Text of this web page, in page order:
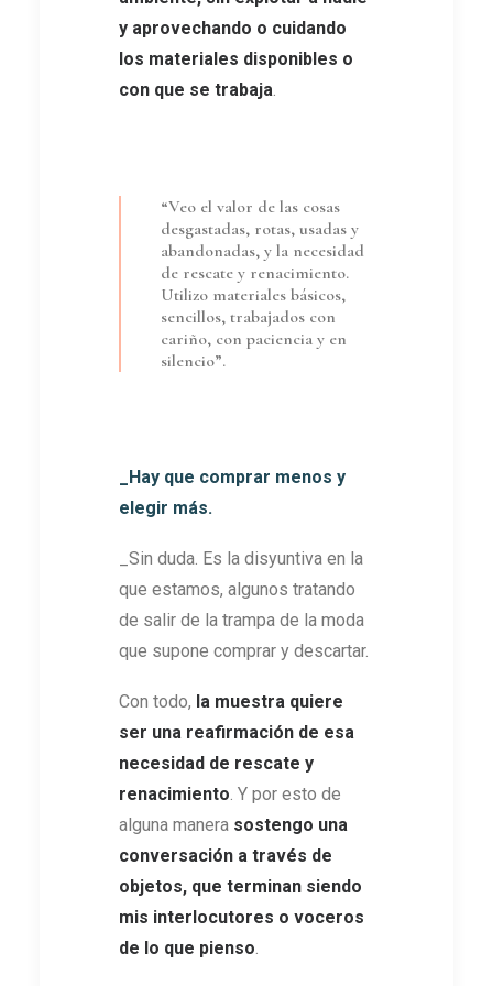
y aprovechando o cuidando
los materiales disponibles o
con que se trabaja.
“Veo el valor de las cosas
desgastadas, rotas, usadas y
abandonadas, y la necesidad
de rescate y renacimiento.
Utilizo materiales básicos,
sencillos, trabajados con
cariño, con paciencia y en
silencio”.
_Hay que comprar menos y
elegir más.
_Sin duda. Es la disyuntiva en la
que estamos, algunos tratando
de salir de la trampa de la moda
que supone comprar y descartar.
Con todo, la muestra quiere
ser una reafirmación de esa
necesidad de rescate y
renacimiento. Y por esto de
alguna manera sostengo una
conversación a través de
objetos, que terminan siendo
mis interlocutores o voceros
de lo que pienso.